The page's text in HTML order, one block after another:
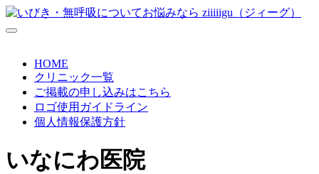
HOME
クリニック一覧
ご掲載の申し込みはこちら
ロゴ使用ガイドライン
個人情報保護方針
いなにわ医院